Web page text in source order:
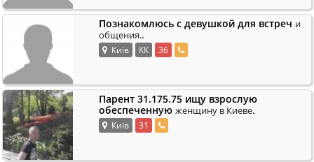
Познакомлюсь с девушкой для встреч и
общения..
Київ КК 36
Парент 31.175.75 ищу взрослую
обеспеченную женщину в Киеве.
Київ 31